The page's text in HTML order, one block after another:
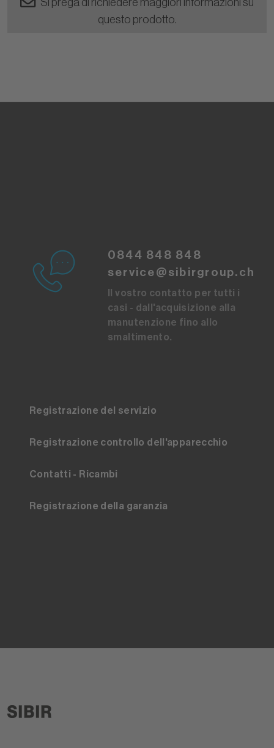
questo prodotto.
0844 848 848
service@sibirgroup.ch
Il vostro contatto per tutti i
casi - dall'acquisizione alla
manutenzione fino allo
smaltimento.
Registrazione del servizio
Registrazione controllo dell'apparecchio
Contatti - Ricambi
Registrazione della garanzia